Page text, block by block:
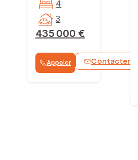
435 000 €
4
3
Appeler Contacter